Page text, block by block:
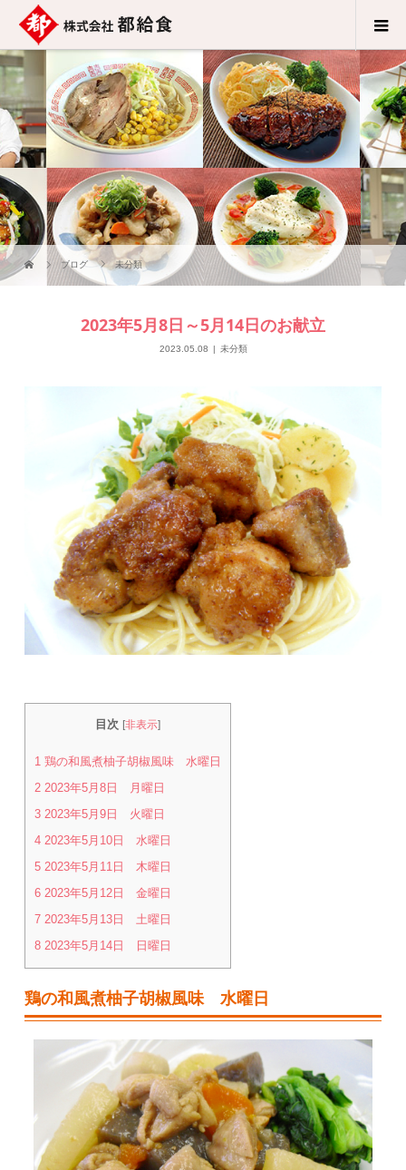
ブログ 未分類
2023年5月8日～5月14日のお献立
2023.05.08 未分類
目次 [非表示]
1 鶏の和風煮柚子胡椒風味 水曜日
2 2023年5月8日 月曜日
3 2023年5月9日 火曜日
4 2023年5月10日 水曜日
5 2023年5月11日 木曜日
6 2023年5月12日 金曜日
7 2023年5月13日 土曜日
8 2023年5月14日 日曜日
鶏の和風煮柚子胡椒風味 水曜日